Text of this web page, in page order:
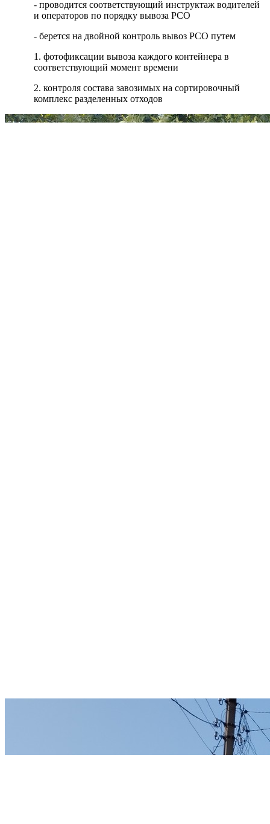
- проводится соответствующий инструктаж водителей
и операторов по порядку вывоза РСО
- берется на двойной контроль вывоз РСО путем
1. фотофиксации вывоза каждого контейнера в
соответствующий момент времени
2. контроля состава завозимых на сортировочный
комплекс разделенных отходов